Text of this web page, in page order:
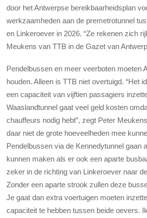
door het Antwerpse bereikbaarheidsplan
werkzaamheden aan de premetrotunnel
en Linkeroever in 2026. “Ze rekenen zich
Meukens van TTB in de Gazet van
Pendelbussen en meer veerboten moeten
houden. Alleen is TTB niet overtuigd. “Het
een capaciteit van vijftien passagiers
Waaslandtunnel gaat veel geld kosten
chauffeurs nodig hebt”, zegt Peter
daar niet de grote hoeveelheden mee
Pendelbussen via de Kennedytunnel gaan
kunnen maken als er ook een aparte
zeker in de richting van Linkeroever naar
Zonder een aparte strook zullen deze
Je gaat dan extra voertuigen moeten
capaciteit te hebben tussen beide oevers.